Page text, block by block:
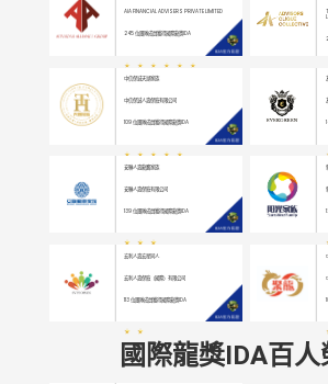
AIA FINANCIAL ADVISERS PRIVATE LIMITED
245位團隊成員獲得國際龍獎IDA
中信保诚天湖家族
中信保誠人壽保險有限公司
109位團隊成員獲得國際龍獎IDA
安聯人壽龍鷹家族
安聯人壽保險有限公司
139位團隊成員獲得國際龍獎IDA
宏利人壽宏星同人
宏利人壽保險（國際）有限公司
113位團隊成員獲得國際龍獎IDA
國際龍獎IDA百人